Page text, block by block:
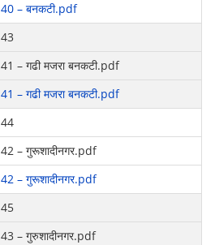
40 – बनकटी.pdf
43
41 – गढी मजरा बनकटी.pdf
41 – गढी मजरा बनकटी.pdf
44
42 – गुरूशादीनगर.pdf
42 – गुरूशादीनगर.pdf
45
43 – गुरुशादीनगर.pdf